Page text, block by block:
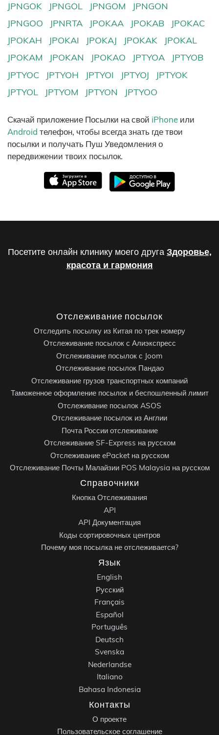
JPNGOK
JPNGOL JPNGOM
JPNGON
JPNGOO
JPNRTA JPOKAA JPOKAB
JPOKAC
JPOKAH
JPOKAI JPOKAJ JPOKAK
JPOKAL
JPOKAM
JPOKAN JPOKAO JPTYOA
JPTYOB
JPTYOC
JPTYOH JPTYOI JPTYOJ
JPTYOK
JPTYOL
JPTYOM JPTYON JPTYOO
Скачай приложение Посылки на свой iPhone или
Android телефон, чтобы всегда знать где твои
посылки и получать Пуш Уведомления о
передвижении твоих посылок.
Посетите онлайн клинику моего друга Здоровье,
красота и гармония
Отслеживание посылок
Отследить посылку из Китая по трек номеру
Отслеживание посылок с Алиэкспресс
Отслеживание посылок с Joom
Отслеживание посылок Пандао
Отслеживание грузов транспортных компаний
Таможенное оформление посылок и беспошленный лимит
Отслеживание посылок ASOS
Отслеживание посылок из Англии
Почта России отслеживание
Отслеживание SF-Express на русском
Отслеживание ePacket на русском
Отслеживание Почты Малайзии POS Malaysia на русском
Справочники
Кнопка Отслеживания
API
API Документация
Коды сортировочных центров
Почему моя посылка не отслеживается?
Язык
English
Русский
Français
Español
Português
Deutsch
Svenska
Nederlandse
Italiano
Bahasa Indonesia
Контакты
О проекте
Пользовательское соглашение